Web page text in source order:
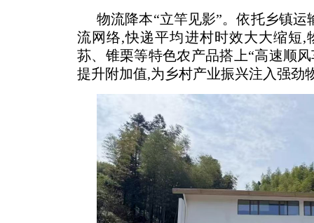
物流降本“立竿见影”。依托乡镇
流网络,快递平均进村时效大大缩短
荪、锥栗等特色农产品搭上“高速顺
提升附加值,为乡村产业振兴注入强劲